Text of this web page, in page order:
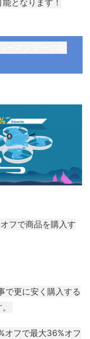
となります！
フで商品を購入す
で更に安く購入する
オフで最大36%オフ